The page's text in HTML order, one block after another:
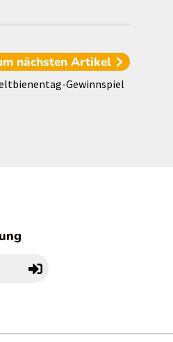
nächsten Artikel
Gewinnspiel